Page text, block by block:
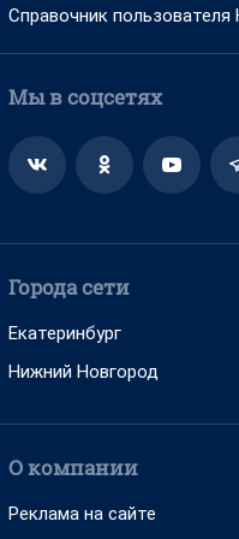
Справочник пользователя
Мы в соцсетях
Города сети
Екатеринбург
Нижний Новгород
О компании
Реклама на сайте